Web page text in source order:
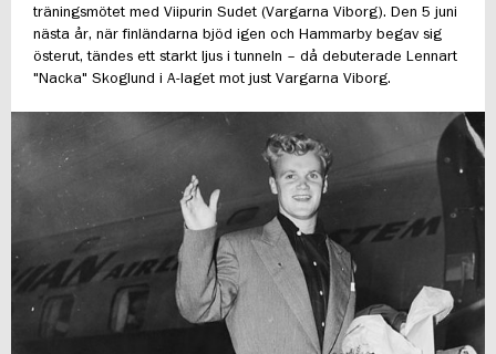
träningsmötet med Viipurin Sudet (Vargarna Viborg). Den 5 juni
nästa år, när finländarna bjöd igen och Hammarby begav sig
österut, tändes ett starkt ljus i tunneln – då debuterade Lennart
"Nacka" Skoglund i A-laget mot just Vargarna Viborg.